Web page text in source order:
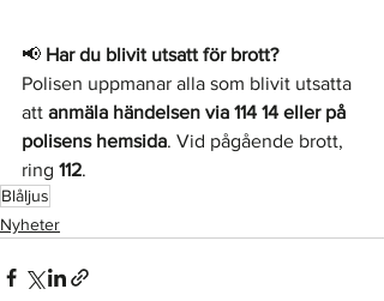
📢 Har du blivit utsatt för brott?
Polisen uppmanar alla som blivit utsatta
att anmäla händelsen via 114 14 eller på
polisens hemsida. Vid pågående brott,
ring 112.
Blåljus
Nyheter